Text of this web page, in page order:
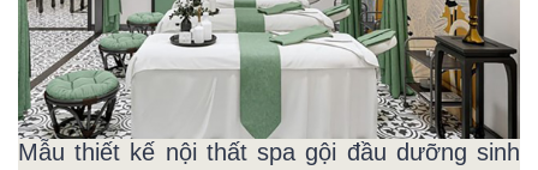
Mẫu thiết kế nội thất spa gội đầu dưỡng sinh